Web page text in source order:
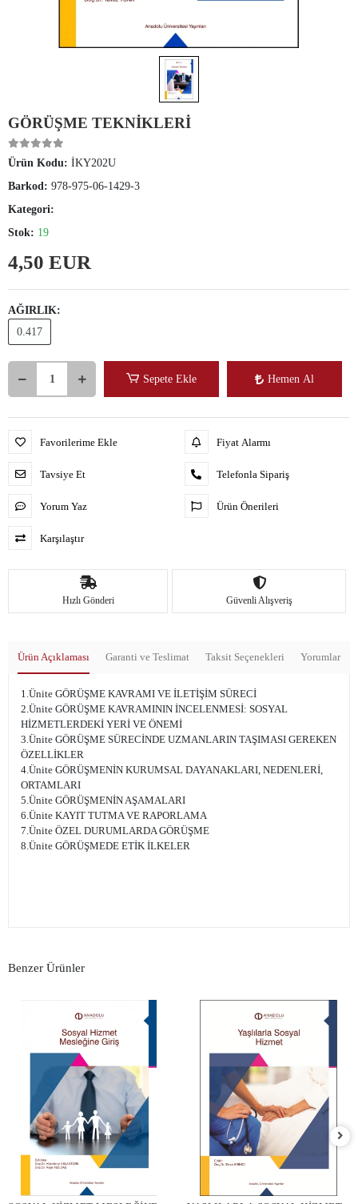
GÖRÜŞME TEKNİKLERİ
Ürün Kodu: İKY202U
Barkod: 978-975-06-1429-3
Kategori:
Stok: 19
4,50 EUR
AĞIRLIK:
0.417
Sepete Ekle Hemen Al
Favorilerime Ekle
Tavsiye Et
Yorum Yaz
Karşılaştır
Fiyat Alarmı
Telefonla Sipariş
Ürün Önerileri
Hızlı Gönderi Güvenli Alışveriş
Ürün Açıklaması Garanti ve Teslimat Taksit Seçenekleri Yorumlar
1.Ünite GÖRÜŞME KAVRAMI VE İLETİŞİM SÜRECİ
2.Ünite GÖRÜŞME KAVRAMININ İNCELENMESİ: SOSYAL
HİZMETLERDEKİ YERİ VE ÖNEMİ
3.Ünite GÖRÜŞME SÜRECİNDE UZMANLARIN TAŞIMASI GEREKEN
ÖZELLİKLER
4.Ünite GÖRÜŞMENİN KURUMSAL DAYANAKLARI, NEDENLERİ,
ORTAMLARI
5.Ünite GÖRÜŞMENİN AŞAMALARI
6.Ünite KAYIT TUTMA VE RAPORLAMA
7.Ünite ÖZEL DURUMLARDA GÖRÜŞME
8.Ünite GÖRÜŞMEDE ETİK İLKELER
Benzer Ürünler